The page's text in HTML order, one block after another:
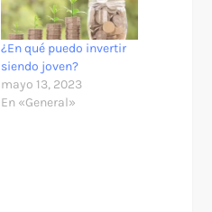
¿En qué puedo invertir
siendo joven?
mayo 13, 2023
En «General»